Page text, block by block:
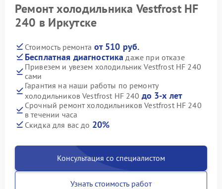
Ремонт холодильника Vestfrost HF
240 в Иркутске
Стоимость ремонта от 510 руб.
Бесплатная диагностика даже при отказе
Привезем и увезем холодильник Vestfrost HF 240
сами
Гарантия на наши работы по ремонту
холодильников Vestfrost HF 240 до 3-х лет
Срочный ремонт холодильников Vestfrost HF 240
в течении часа
Скидка для вас до 20%
Консультация со специалистом
Узнать стоимость работ